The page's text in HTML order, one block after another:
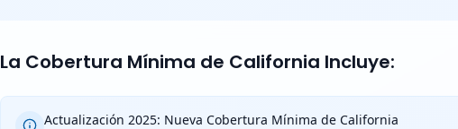
La Cobertura Mínima de California Incluye:
Actualización 2025: Nueva Cobertura Mínima de California